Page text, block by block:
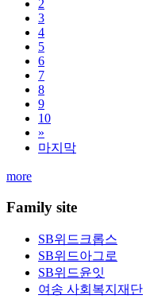
2
3
4
5
6
7
8
9
10
»
마지막
more
Family site
SB위드크롭스
SB위드아그로
SB위드윤잇
여송 사회복지재단